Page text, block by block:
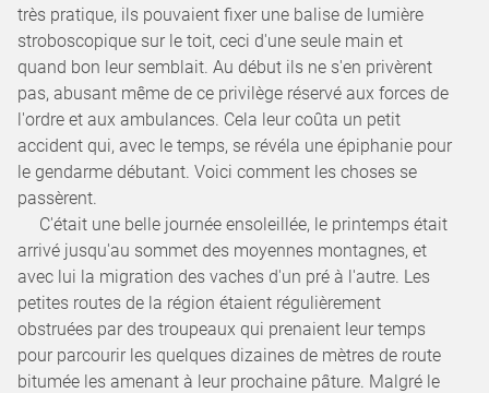
très pratique, ils pouvaient fixer une balise de lumière
stroboscopique sur le toit, ceci d'une seule main et
quand bon leur semblait. Au début ils ne s'en privèrent
pas, abusant même de ce privilège réservé aux forces de
l'ordre et aux ambulances. Cela leur coûta un petit
accident qui, avec le temps, se révéla une épiphanie pour
le gendarme débutant. Voici comment les choses se
passèrent.
C'était une belle journée ensoleillée, le printemps était
arrivé jusqu'au sommet des moyennes montagnes, et
avec lui la migration des vaches d'un pré à l'autre. Les
petites routes de la région étaient régulièrement
obstruées par des troupeaux qui prenaient leur temps
pour parcourir les quelques dizaines de mètres de route
bitumée les amenant à leur prochaine pâture. Malgré le